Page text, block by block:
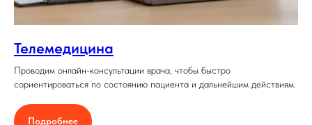
Телемедицина
Проводим онлайн-консультации врача, чтобы быстро
сориентироваться по состоянию пациента и дальнейшим действиям.
Подробнее